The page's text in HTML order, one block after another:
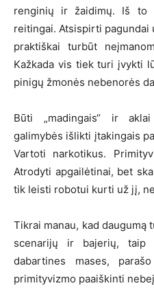
renginių ir žaidimų. Iš to
reitingai. Atsispirti
praktiškai turbūt
Kažkada vis tiek turi įvykti
pinigų žmonės nebenorės
Būti „madingais“ ir
galimybės išlikti įtakingais
Vartoti narkotikus.
Atrodyti apgailėtinai, bet
tik leisti robotui kurti už jį,
Tikrai manau, kad
scenarijų ir bajerių,
dabartines mases,
primityvizmo paaiškinti